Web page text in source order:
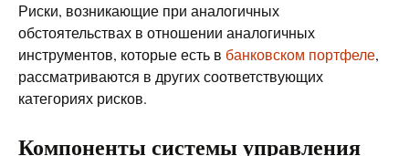
Риски, возникающие при аналогичных
обстоятельствах в отношении аналогичных
инструментов, которые есть в банковском портфеле,
рассматриваются в других соответствующих
категориях рисков.
Компоненты системы управления